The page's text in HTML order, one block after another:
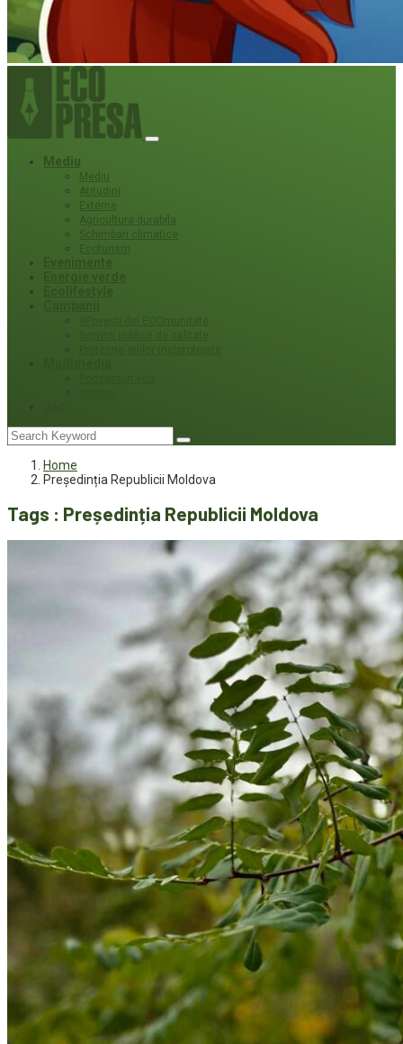
Mediu
Mediu
Atitudini
Externe
Agricultura durabila
Schimbari climatice
Ecoturism
Home
Președinția Republicii Moldova
Tags : Președinția Republicii Moldova